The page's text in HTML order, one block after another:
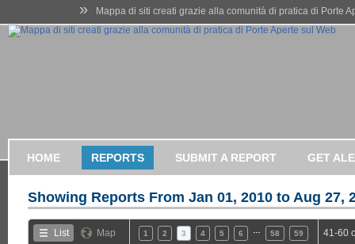
» Mappa di siti creati grazie alla comunità di pratica di Porte
HOME REPORTS SUBMIT A REPORT GET
Showing Reports From Jan 01, 2010 to Aug 27,
List Map 1 2 3 4 5 6 58 59 41-60